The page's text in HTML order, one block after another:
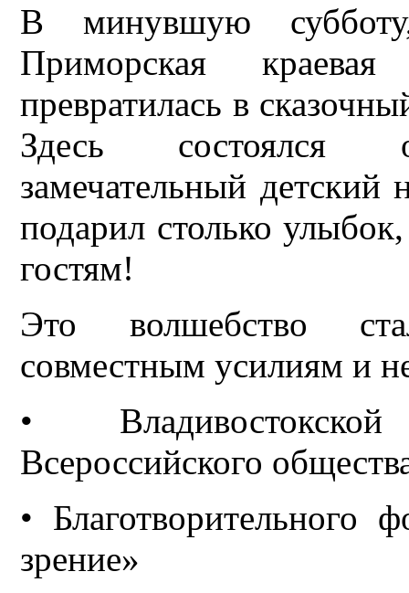
В минувшую
Приморская
превратилась в
Здесь состоялся
замечательный детский
подарил столько
гостям!
Это волшебство
совместным усилиям и
•
Всероссийского
• Благотворительного
зрение»